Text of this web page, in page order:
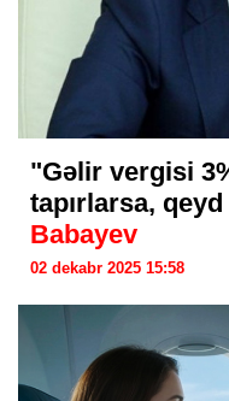
"Gəlir vergisi
tapırlarsa,
Babayev
02 dekabr 2025 15:58